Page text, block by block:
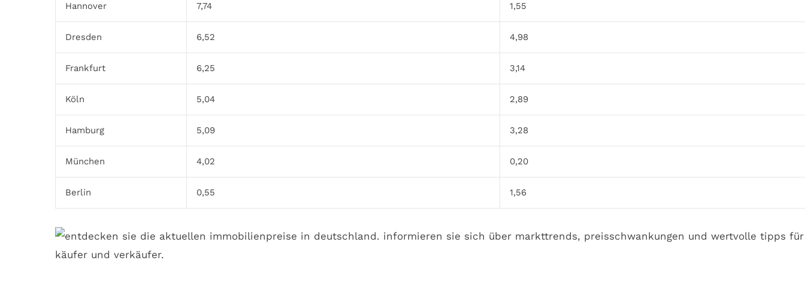
Hannover 7,74 1,55
Dresden 6,52 4,98
Frankfurt 6,25 3,14
Köln 5,04 2,89
Hamburg 5,09 3,28
München 4,02 0,20
Berlin 0,55 1,56